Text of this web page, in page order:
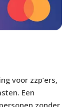
voor zzp’ers,
Een
zonder